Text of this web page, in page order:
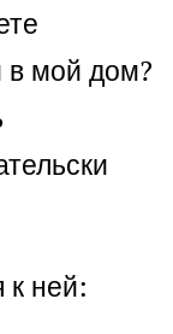
в мой дом?
к ней: